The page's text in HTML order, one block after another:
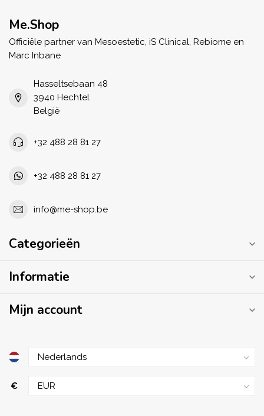
Me.Shop
Officiële partner van Mesoestetic, iS Clinical, Rebiome en
Marc Inbane
Hasseltsebaan 48
3940 Hechtel
België
+32 488 28 81 27
+32 488 28 81 27
info@me-shop.be
Categorieën
Informatie
Mijn account
€